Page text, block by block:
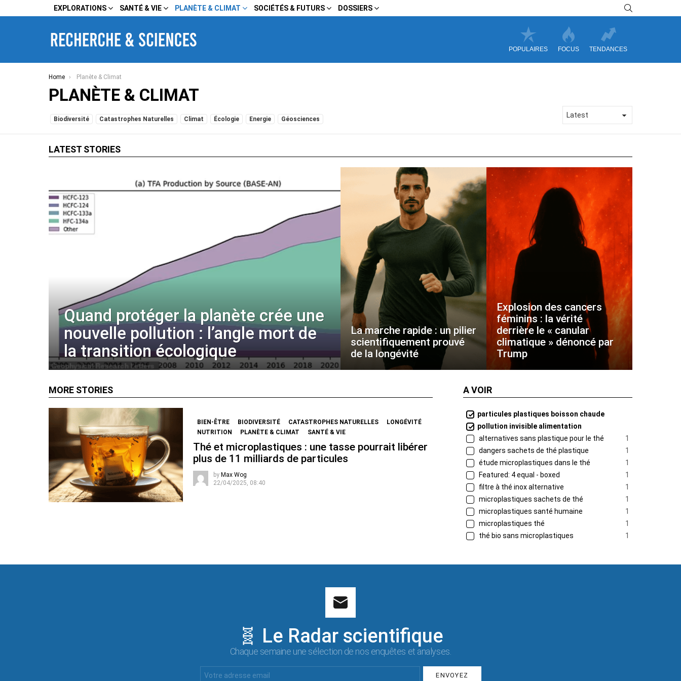
EXPLORATIONS SANTÉ & VIE PLANÈTE & CLIMAT SOCIÉTÉS & FUTURS DOSSIERS
POPULAIRES FOCUS TENDANCES
You are here:
Home Planète & Climat
PLANÈTE & CLIMAT
SUBTERMS
Biodiversité Catastrophes Naturelles Climat Écologie Energie Géosciences
LATEST STORIES
Quand protéger la planète crée une
nouvelle pollution : l’angle mort de
la transition écologique
La marche rapide : un pilier
scientifiquement prouvé
de la longévité
Explosion des cancers
féminins : la vérité
derrière le « canular
climatique » dénoncé par
Trump
MORE STORIES
BIEN-ÊTRE BIODIVERSITÉ CATASTROPHES NATURELLES
LONGÉVITÉ
NUTRITION
PLANÈTE & CLIMAT SANTÉ & VIE
Thé et microplastiques : une tasse pourrait libérer
plus de 11 milliards de particules
by Max Wog
22/04/2025, 08:40
A VOIR
particules plastiques boisson chaude
pollution invisible alimentation
alternatives sans plastique pour le thé
1
dangers sachets de thé plastique
1
étude microplastiques dans le thé
1
Featured: 4 equal - boxed
1
filtre à thé inox alternative
1
microplastiques sachets de thé
1
microplastiques santé humaine
1
microplastiques thé
1
thé bio sans microplastiques
1
🧬 Le Radar scientifique
Chaque semaine une sélection de nos enquêtes et analyses.
Email